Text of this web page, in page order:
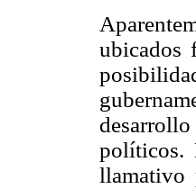
ubicados
políticos.
llamativo